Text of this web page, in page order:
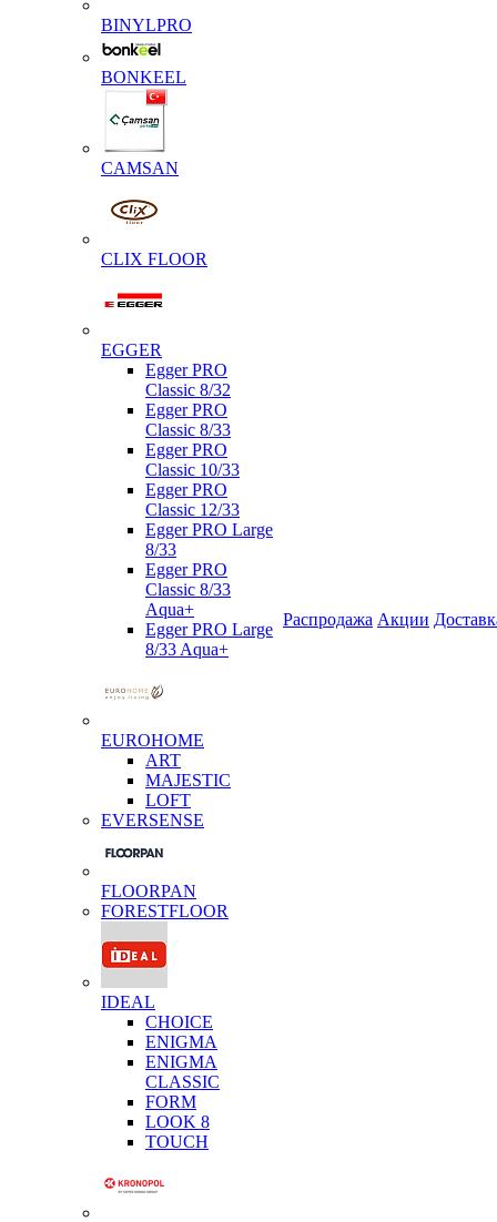
BINYLPRO
BONKEEL
CAMSAN
CLIX FLOOR
EGGER
Egger PRO
Classic 8/32
Egger PRO
Classic 8/33
Egger PRO
Classic 10/33
Egger PRO
Classic 12/33
Egger PRO Large
8/33
Egger PRO
Classic 8/33
Aqua+
Egger PRO Large
8/33 Aqua+
EUROHOME
ART
MAJESTIC
LOFT
EVERSENSE
FLOORPAN
FORESTFLOOR
IDEAL
CHOICE
ENIGMA
ENIGMA
CLASSIC
FORM
LOOK 8
TOUCH
Распродажа Акции